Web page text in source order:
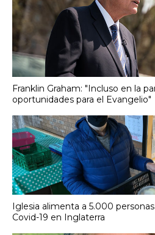
Franklin Graham: "Incluso en la
oportunidades para el Evangelio"
Iglesia alimenta a 5.000
Covid-19 en Inglaterra